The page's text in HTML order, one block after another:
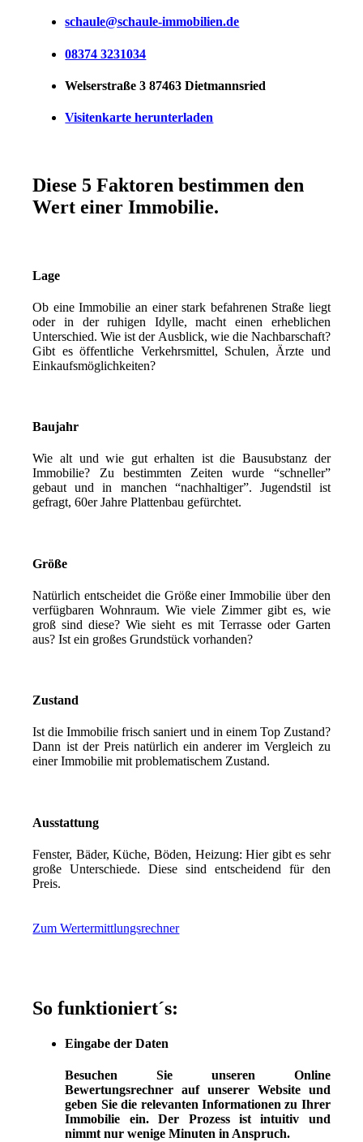
schaule@schaule-immobilien.de
08374 3231034
Welserstraße 3 87463 Dietmannsried
Visitenkarte herunterladen
Diese 5 Faktoren bestimmen den
Wert einer Immobilie.
Lage
Ob eine Immobilie an einer stark befahrenen Straße liegt
oder in der ruhigen Idylle, macht einen erheblichen
Unterschied. Wie ist der Ausblick, wie die Nachbarschaft?
Gibt es öffentliche Verkehrsmittel, Schulen, Ärzte und
Einkaufsmöglichkeiten?
Baujahr
Wie alt und wie gut erhalten ist die Bausubstanz der
Immobilie? Zu bestimmten Zeiten wurde “schneller”
gebaut und in manchen “nachhaltiger”. Jugendstil ist
gefragt, 60er Jahre Plattenbau gefürchtet.
Größe
Natürlich entscheidet die Größe einer Immobilie über den
verfügbaren Wohnraum. Wie viele Zimmer gibt es, wie
groß sind diese? Wie sieht es mit Terrasse oder Garten
aus? Ist ein großes Grundstück vorhanden?
Zustand
Ist die Immobilie frisch saniert und in einem Top Zustand?
Dann ist der Preis natürlich ein anderer im Vergleich zu
einer Immobilie mit problematischem Zustand.
Ausstattung
Fenster, Bäder, Küche, Böden, Heizung: Hier gibt es sehr
große Unterschiede. Diese sind entscheidend für den
Preis.
Zum Wertermittlungsrechner
So funktioniert´s:
Eingabe der Daten
Besuchen Sie unseren Online
Bewertungsrechner auf unserer Website und
geben Sie die relevanten Informationen zu Ihrer
Immobilie ein. Der Prozess ist intuitiv und
nimmt nur wenige Minuten in Anspruch.